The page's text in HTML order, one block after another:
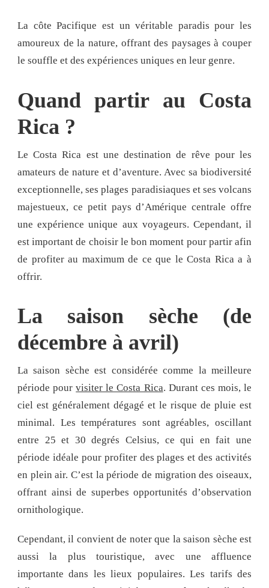
La côte Pacifique est un véritable paradis pour les
amoureux de la nature, offrant des paysages à couper
le souffle et des expériences uniques en leur genre.
Quand partir au Costa
Rica ?
Le Costa Rica est une destination de rêve pour les
amateurs de nature et d’aventure. Avec sa biodiversité
exceptionnelle, ses plages paradisiaques et ses volcans
majestueux, ce petit pays d’Amérique centrale offre
une expérience unique aux voyageurs. Cependant, il
est important de choisir le bon moment pour partir afin
de profiter au maximum de ce que le Costa Rica a à
offrir.
La saison sèche (de
décembre à avril)
La saison sèche est considérée comme la meilleure
période pourvisiter le Costa Rica. Durant ces mois, le
ciel est généralement dégagé et le risque de pluie est
minimal. Les températures sont agréables, oscillant
entre 25 et 30 degrés Celsius, ce qui en fait une
période idéale pour profiter des plages et des activités
en plein air. C’est la période de migration des oiseaux,
offrant ainsi de superbes opportunités d’observation
ornithologique.
Cependant, il convient de noter que la saison sèche est
aussi la plus touristique, avec une affluence
importante dans les lieux populaires. Les tarifs des